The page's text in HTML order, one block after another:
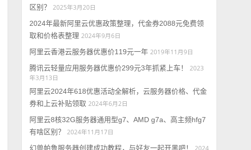
区别？
2025年3月20日
2024年最新阿里云优惠政策整理，代金券2088元免费领
取和价格表整理 2024年9月6日
阿里云香港云服务器优惠价119元一年 2019年11月9日
腾讯云轻量应用服务器优惠价299元3年抓紧上车！
2023
年3月13日
阿里云2024年618优惠活动全解析，云服务器价格、代金
券和上云补贴领取 2024年6月2日
阿里云8核32G服务器通用型g7、AMD g7a、高主频hfg7
有啥区别？
2024年11月17日
幻兽帕鲁服务器创建成功教程，与好友一起开黑吧！
2024